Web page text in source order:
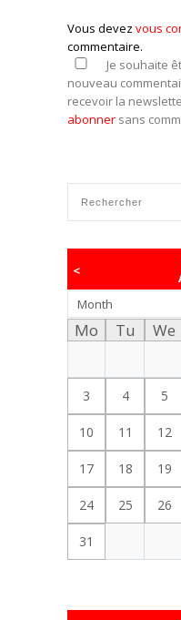
Vous devez vous
commentaire.
Je souhaite
nouveau
recevoir la
abonner sans
<
Month
Mo Tu We
3 4 5
10 11 12
17 18 19
24 25 26
31